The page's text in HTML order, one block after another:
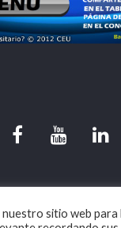
|Política de Privacidad|
nuestro sitio web para